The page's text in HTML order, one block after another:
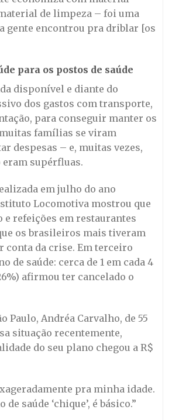
de limpeza – foi uma
gente encontrou pra driblar [os
para os postos de saúde
disponível e diante do
dos gastos com transporte,
para conseguir manter os
famílias se viram
despesas – e, muitas vezes,
eram supérfluas.
em julho do ano
Locomotiva mostrou que
e refeições em restaurantes
os brasileiros mais tiveram
conta da crise. Em terceiro
de saúde: cerca de 1 em cada 4
afirmou ter cancelado o
Paulo, Andréa Carvalho, de 55
situação recentemente,
do seu plano chegou a R$
pra minha idade.
de saúde ‘chique’, é básico.”